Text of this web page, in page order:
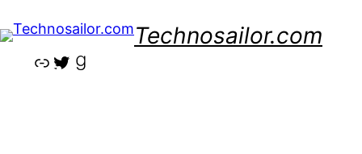
to
content
Technosailor.com
LinkTwitter